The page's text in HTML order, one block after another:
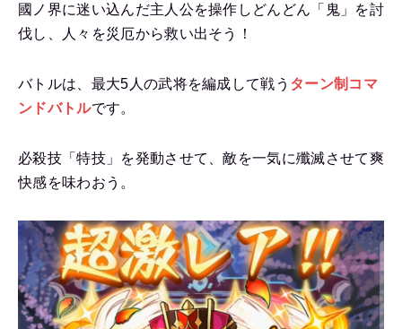
國ノ界に迷い込んだ主人公を操作しどんどん「鬼」を討
伐し、人々を災厄から救い出そう！
バトルは、最大5人の武将を編成して戦う ターン制コマ
ンドバトルです。
必殺技「特技」を発動させて、敵を一気に殲滅させて爽
快感を味わおう。